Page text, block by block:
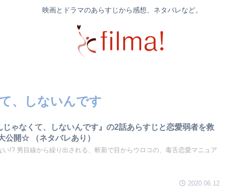
映画とドラマのあらすじから感想、ネタバレなど。
、しないんです
じゃなくて、しないんです』の2話あらすじと恋愛弱者を救
公開☆ （ネタバレあり）
い!? 男目線から繰り出される、斬新で目からウロコの、毒舌恋愛マニュア
2020.06.12